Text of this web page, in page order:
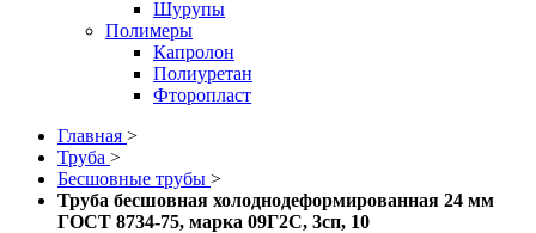
Шурупы
Полимеры
Капролон
Полиуретан
Фторопласт
Главная >
Труба >
Бесшовные трубы >
Труба бесшовная холоднодеформированная 24 мм
ГОСТ 8734-75, марка 09Г2С, 3сп, 10